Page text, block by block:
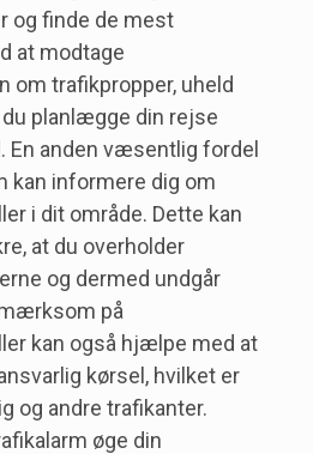
og finde de mest
at modtage
om trafikpropper, uheld
planlægge din rejse
En anden væsentlig fordel
kan informere dig om
i dit område. Dette kan
at du overholder
og dermed undgår
på
kan også hjælpe med at
kørsel, hvilket er
og andre trafikanter.
øge din